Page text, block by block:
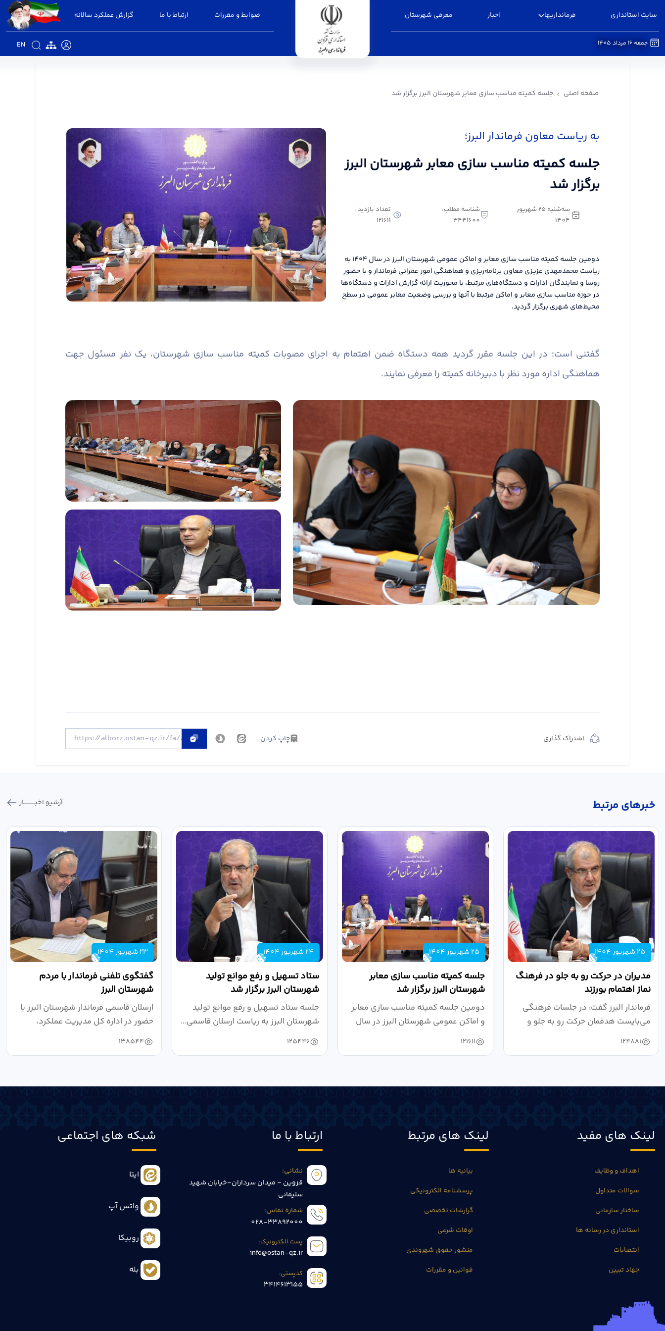
سایت استانداری فرمانداریها اخبار معرفی شهرستان ضوابط و مقررات ارتباط با ما گزارش عملکرد سالانه
EN جمعه 16 مرداد 1405
صفحه اصلی جلسه کمیته مناسب سازی معابر شهرستان البرز برگزار شد
به ریاست معاون فرماندار البرز؛
جلسه کمیته مناسب سازی معابر شهرستان البرز
برگزار شد
سه‌شنبه 25 شهریور
1404
شناسه مطلب:
3441600
تعداد بازدید :
121611
دومین جلسه کمیته مناسب سازی معابر و اماکن عمومی شهرستان البرز در سال ۱۴۰۴ به
ریاست محمدمهدی عزیزی معاون برنامه‌ریزی و هماهنگی امور عمرانی فرماندار و با حضور
روسا و نمایندگان ادارات و دستگاه‌های مرتبط، با محوریت ارائه گزارش ادارات و دستگاه‌ها
در حوزه مناسب سازی معابر و اماکن مرتبط با آنها و بررسی وضعیت معابر عمومی در سطح
محیط‌های شهری برگزار گردید.
گفتنی است؛ در این جلسه مقرر گردید همه دستگاه ضمن اهتمام به اجرای مصوبات کمیته مناسب سازی شهرستان، یک نفر مسئول جهت
هماهنگی اداره مورد نظر با دبیرخانه کمیته را معرفی نمایند.
اشتراک گذاری چاپ کردن
خبر‌های مرتبط آرشیو اخبـــــــــــار
25 شهریور 1404
مدیران در حرکت رو به جلو در فرهنگ
نماز اهتمام بورزند
فرماندار البرز گفت: در جلسات فرهنگی
می‌بایست هدفمان حرکت رو به جلو و
دستیابی...
124881
25 شهریور 1404
جلسه کمیته مناسب سازی معابر
شهرستان البرز برگزار شد
دومین جلسه کمیته مناسب سازی معابر
و اماکن عمومی شهرستان البرز در سال
۱۴۰۴ به...
121611
24 شهریور 1404
ستاد تسهیل و رفع موانع تولید
شهرستان البرز برگزار شد
جلسه ستاد تسهیل و رفع موانع تولید
شهرستان البرز به ریاست ارسلان قاسمی...
125446
23 شهریور 1404
گفتگوی تلفنی فرماندار با مردم
شهرستان البرز
ارسلان قاسمی فرماندار شهرستان البرز با
حضور در اداره کل مدیریت عملکرد،
بازرسی...
138544
لینک های مفید
اهداف و وظایف
سوالات متداول
ساختار سازمانی
استانداری در رسانه ها
انتصابات
جهاد تبیین
لینک های مرتبط
بیانیه ها
پرسشنامه الکترونیکی
گزارشات تخصصی
اوقات شرعی
منشور حقوق شهروندی
قوانین و مقررات
ارتباط با ما
نشانی:
قزوین - میدان سرداران-خیابان شهید
سلیمانی
شماره تماس:
028-33892000
پست الکترونیک:
info@ostan-qz.ir
کدپستی:
3414613155
شبکه های اجتماعی
ایتا
واتس آپ
روبیکا
بله